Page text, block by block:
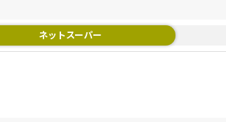
ネットスーパー